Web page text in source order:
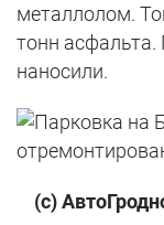
металлолом.
тонн асфальта.
наносили.
(с)